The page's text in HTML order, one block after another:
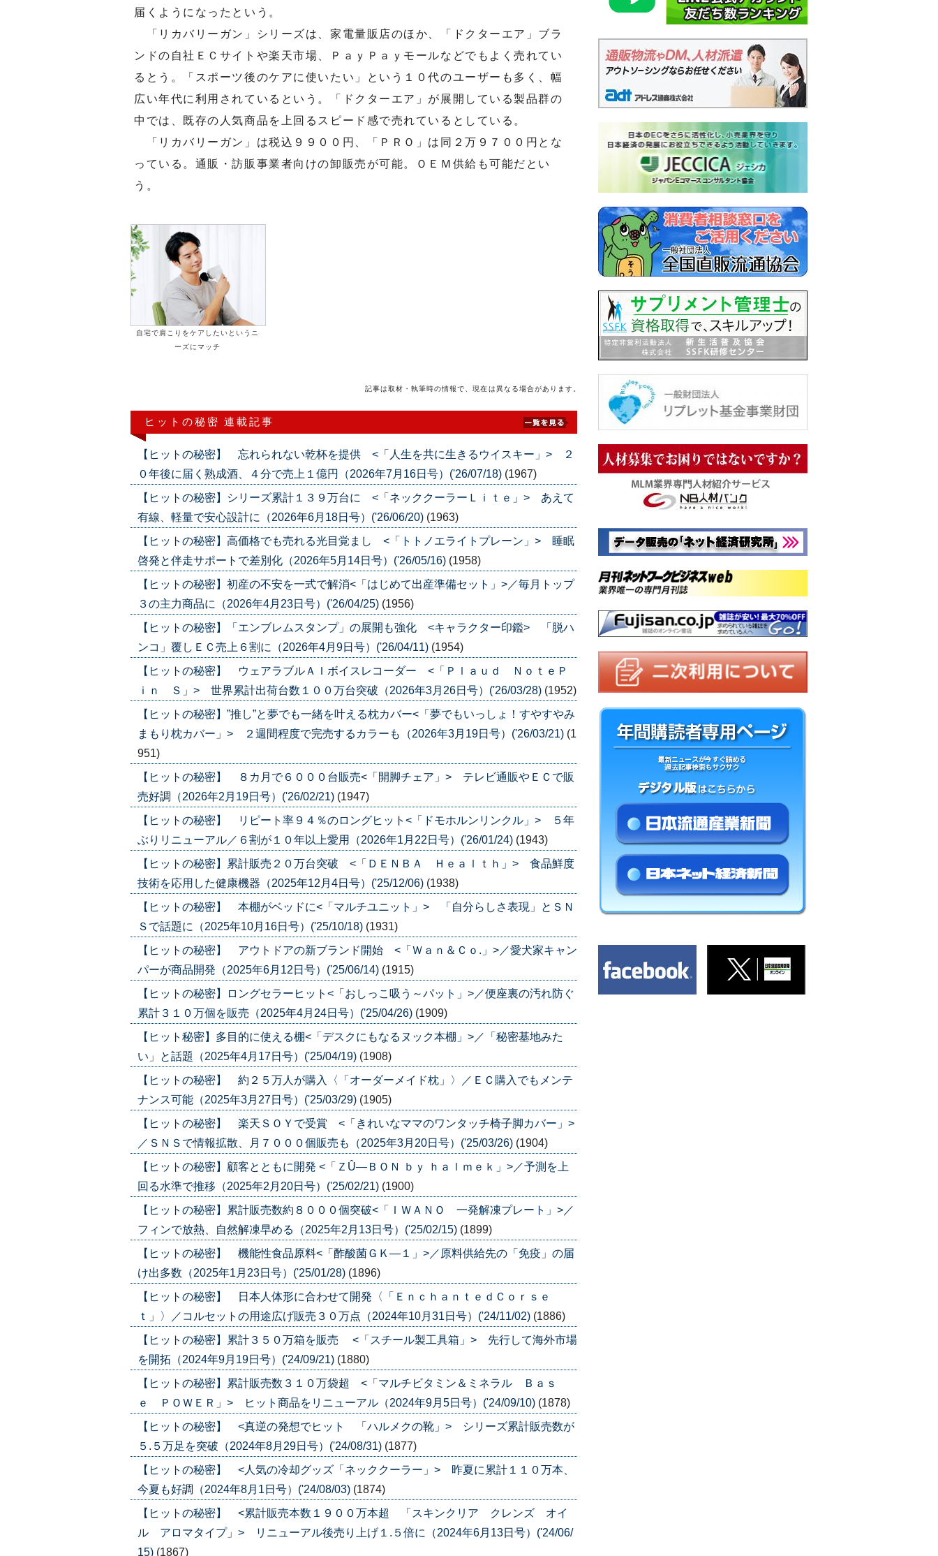
届くようになったという。
「リカバリーガン」シリーズは、家電量販店のほか、「ドクターエア」ブラ
ンドの自社ＥＣサイトや楽天市場、ＰａｙＰａｙモールなどでもよく売れてい
るとう。「スポーツ後のケアに使いたい」という１０代のユーザーも多く、幅
広い年代に利用されているという。「ドクターエア」が展開している製品群の
中では、既存の人気商品を上回るスピード感で売れているとしている。
「リカバリーガン」は税込９９００円、「ＰＲＯ」は同２万９７００円とな
っている。通販・訪販事業者向けの卸販売が可能。ＯＥＭ供給も可能だとい
う。
自宅で肩こりをケアしたいというニ
ーズにマッチ
記事は取材・執筆時の情報で、現在は異なる場合があります。
ヒットの秘密 連載記事
【ヒットの秘密】 忘れられない乾杯を提供 <「人生を共に生きるウイスキー」> ２
０年後に届く熟成酒、４分で売上１億円（2026年7月16日号）('26/07/18) (1967)
【ヒットの秘密】シリーズ累計１３９万台に <「ネッククーラーＬｉｔｅ」> あえて
有線、軽量で安心設計に（2026年6月18日号）('26/06/20) (1963)
【ヒットの秘密】高価格でも売れる光目覚まし <「トトノエライトプレーン」> 睡眠
啓発と伴走サポートで差別化（2026年5月14日号）('26/05/16) (1958)
【ヒットの秘密】初産の不安を一式で解消<「はじめて出産準備セット」>／毎月トップ
３の主力商品に（2026年4月23日号）('26/04/25) (1956)
【ヒットの秘密】「エンブレムスタンプ」の展開も強化 <キャラクター印鑑> 「脱ハ
ンコ」覆しＥＣ売上６割に（2026年4月9日号）('26/04/11) (1954)
【ヒットの秘密】 ウェアラブルＡＩボイスレコーダー <「Ｐｌａｕｄ ＮｏｔｅＰ
ｉｎ Ｓ」> 世界累計出荷台数１００万台突破（2026年3月26日号）('26/03/28) (1952)
【ヒットの秘密】”推し”と夢でも一緒を叶える枕カバー<「夢でもいっしょ！すやすやみ
まもり枕カバー」> ２週間程度で完売するカラーも（2026年3月19日号）('26/03/21) (1
951)
【ヒットの秘密】 ８カ月で６０００台販売<「開脚チェア」> テレビ通販やＥＣで販
売好調（2026年2月19日号）('26/02/21) (1947)
【ヒットの秘密】 リピート率９４％のロングヒット<「ドモホルンリンクル」> ５年
ぶりリニューアル／６割が１０年以上愛用（2026年1月22日号）('26/01/24) (1943)
【ヒットの秘密】累計販売２０万台突破 <「ＤＥＮＢＡ Ｈｅａｌｔｈ」> 食品鮮度
技術を応用した健康機器（2025年12月4日号）('25/12/06) (1938)
【ヒットの秘密】 本棚がベッドに<「マルチユニット」> 「自分らしさ表現」とＳＮ
Ｓで話題に（2025年10月16日号）('25/10/18) (1931)
【ヒットの秘密】 アウトドアの新ブランド開始 <「Ｗａｎ＆Ｃｏ.」>／愛犬家キャン
パーが商品開発（2025年6月12日号）('25/06/14) (1915)
【ヒットの秘密】ロングセラーヒット<「おしっこ吸う～パット」>／便座裏の汚れ防ぐ
累計３１０万個を販売（2025年4月24日号）('25/04/26) (1909)
【ヒット秘密】多目的に使える棚<「デスクにもなるヌック本棚」>／「秘密基地みた
い」と話題（2025年4月17日号）('25/04/19) (1908)
【ヒットの秘密】 約２５万人が購入〈「オーダーメイド枕」〉／ＥＣ購入でもメンテ
ナンス可能（2025年3月27日号）('25/03/29) (1905)
【ヒットの秘密】 楽天ＳＯＹで受賞 <「きれいなママのワンタッチ椅子脚カバー」>
／ＳＮＳで情報拡散、月７０００個販売も（2025年3月20日号）('25/03/26) (1904)
【ヒットの秘密】顧客とともに開発 <「ＺÛ―ＢＯＮ ｂｙ ｈａｌｍｅｋ」>／予測を上
回る水準で推移（2025年2月20日号）('25/02/21) (1900)
【ヒットの秘密】累計販売数約８０００個突破<「ＩＷＡＮＯ 一発解凍プレート」>／
フィンで放熱、自然解凍早める（2025年2月13日号）('25/02/15) (1899)
【ヒットの秘密】 機能性食品原料<「酢酸菌ＧＫ―１」>／原料供給先の「免疫」の届
け出多数（2025年1月23日号）('25/01/28) (1896)
【ヒットの秘密】 日本人体形に合わせて開発〈「ＥｎｃｈａｎｔｅｄＣｏｒｓｅ
ｔ」〉／コルセットの用途広げ販売３０万点（2024年10月31日号）('24/11/02) (1886)
【ヒットの秘密】累計３５０万箱を販売 <「スチール製工具箱」> 先行して海外市場
を開拓（2024年9月19日号）('24/09/21) (1880)
【ヒットの秘密】累計販売数３１０万袋超 <「マルチビタミン＆ミネラル Ｂａｓ
ｅ ＰＯＷＥＲ」> ヒット商品をリニューアル（2024年9月5日号）('24/09/10) (1878)
【ヒットの秘密】 <真逆の発想でヒット 「ハルメクの靴」> シリーズ累計販売数が
５.５万足を突破（2024年8月29日号）('24/08/31) (1877)
【ヒットの秘密】 <人気の冷却グッズ「ネッククーラー」> 昨夏に累計１１０万本、
今夏も好調（2024年8月1日号）('24/08/03) (1874)
【ヒットの秘密】 <累計販売本数１９００万本超 「スキンクリア クレンズ オイ
ル アロマタイプ」> リニューアル後売り上げ１.５倍に（2024年6月13日号）('24/06/
15) (1867)